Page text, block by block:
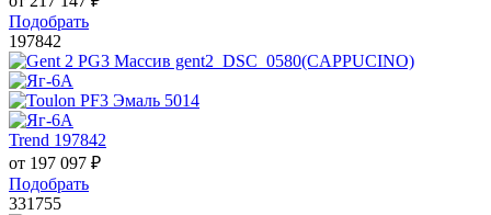
Подобрать
197842
Trend 197842
от 197 097 ₽
Подобрать
331755